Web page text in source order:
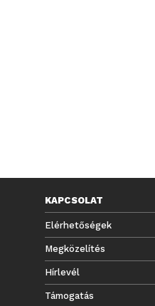
KAPCSOLAT
Elérhetőségek
Megközelítés
Hírlevél
Támogatás